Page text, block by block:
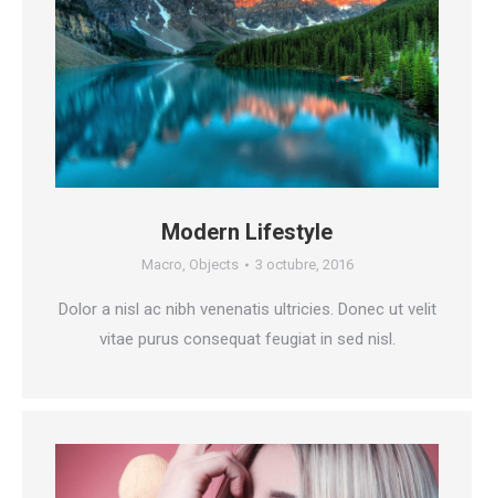
Modern Lifestyle
Macro, Objects 3 octubre, 2016
Dolor a nisl ac nibh venenatis ultricies. Donec ut velit
vitae purus consequat feugiat in sed nisl.